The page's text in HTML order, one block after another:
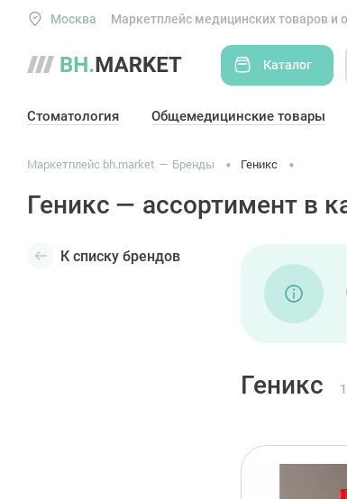
Москва Маркетплейс медицинских товаров и
Каталог
Стоматология Общемедицинские товары
Маркетплейс bh.market Бренды Геникс
Геникс — ассортимент в
К списку брендов
Геникс